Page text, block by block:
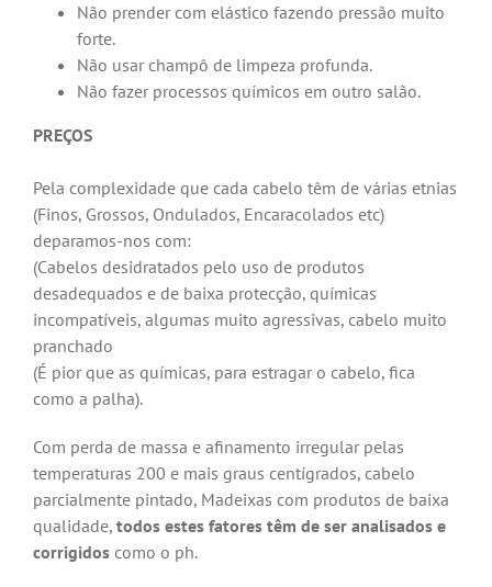
Não prender com elástico fazendo pressão muito
forte.
Não usar champô de limpeza profunda.
Não fazer processos químicos em outro salão.
PREÇOS
Pela complexidade que cada cabelo têm de várias etnias
(Finos, Grossos, Ondulados, Encaracolados etc)
deparamos-nos com:
(Cabelos desidratados pelo uso de produtos
desadequados e de baixa protecção, químicas
incompatíveis, algumas muito agressivas, cabelo muito
pranchado
(É pior que as químicas, para estragar o cabelo, fica
como a palha).
Com perda de massa e afinamento irregular pelas
temperaturas 200 e mais graus centígrados, cabelo
parcialmente pintado, Madeixas com produtos de baixa
qualidade, todos estes fatores têm de ser analisados e
corrigidos como o ph.